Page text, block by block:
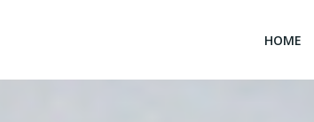
HOME